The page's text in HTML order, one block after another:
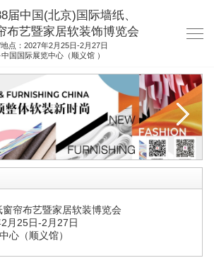
届中国(北京)国际墙纸、
布艺暨家居软装饰博览会
点：2027年2月25日-2月27日
中国国际展览中心（顺义馆 ）
帘布艺暨家居软装博览会
月25日-2月27日
心（顺义馆）